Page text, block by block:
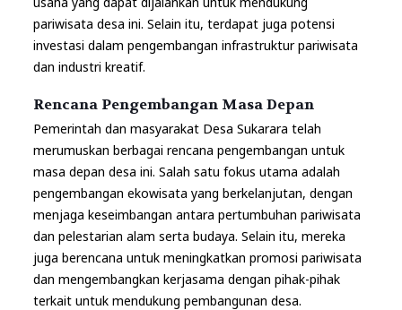
pariwisata desa ini. Selain itu, terdapat juga potensi
investasi dalam pengembangan infrastruktur pariwisata
dan industri kreatif.
Rencana Pengembangan Masa Depan
Pemerintah dan masyarakat Desa Sukarara telah
merumuskan berbagai rencana pengembangan untuk
masa depan desa ini. Salah satu fokus utama adalah
pengembangan ekowisata yang berkelanjutan, dengan
menjaga keseimbangan antara pertumbuhan pariwisata
dan pelestarian alam serta budaya. Selain itu, mereka
juga berencana untuk meningkatkan promosi pariwisata
dan mengembangkan kerjasama dengan pihak-pihak
terkait untuk mendukung pembangunan desa.